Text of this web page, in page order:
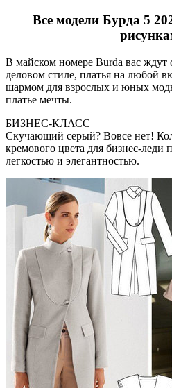
Все модели Бурда 5
В майском номере Burda вас ждут
деловом стиле, платья на любой
шармом для взрослых и юных
платье мечты.
БИЗНЕС-КЛАСС
Скучающий серый? Вовсе нет!
кремового цвета для бизнес-леди
легкостью и элегантностью.